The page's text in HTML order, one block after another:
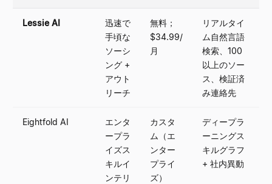
Lessie AI
迅速で
手頃な
ソーシ
ング +
アウト
リーチ
無料；
$34.99/
月
リアルタイ
ム自然言語
検索、100
以上のソー
ス、検証済
み連絡先
Eightfold AI
エンタ
ープラ
イズス
キルイ
ンテリ
カスタ
ム（エ
ンター
プライ
ズ）
ディープラ
ーニングス
キルグラフ
+ 社内異動